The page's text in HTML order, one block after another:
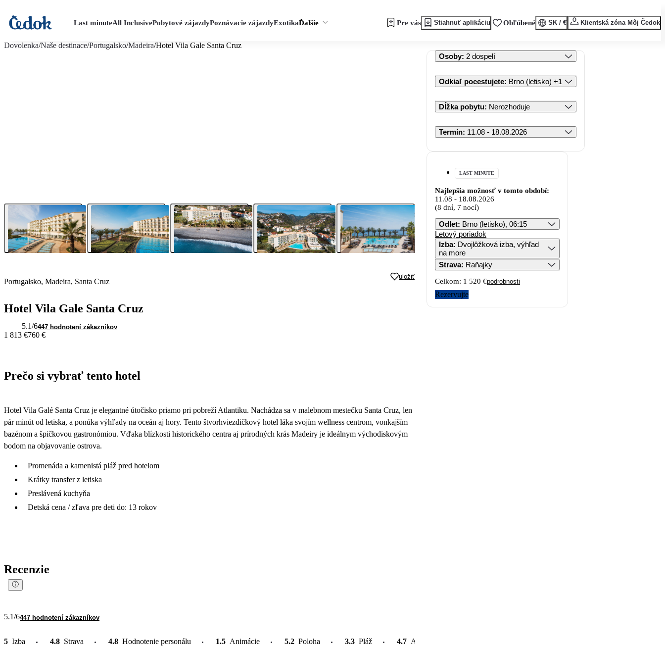
Last minuteAll InclusivePobytové zájazdyPoznávacie zájazdyExotikaĎalšie Pre vás Stiahnuť aplikáciu Obľúbené SK / € Klientská zóna Môj Čedok
Dovolenka/Naše destinace/Portugalsko/Madeira/Hotel Vila Gale Santa Cruz
Portugalsko, Madeira, Santa Cruz
uložiť
Hotel Vila Gale Santa Cruz
5.1/6447 hodnotení zákazníkov
1 813 €760 €
Prečo si vybrať tento hotel
Hotel Vila Galé Santa Cruz je elegantné útočisko priamo pri pobreží Atlantiku. Nachádza sa v malebnom mestečku Santa Cruz, len
pár minút od letiska, a ponúka výhľady na oceán aj hory. Tento štvorhviezdičkový hotel láka svojím wellness centrom, vonkajším
bazénom a špičkovou gastronómiou. Vďaka blízkosti historického centra aj prírodných krás Madeiry je ideálnym východiskovým
bodom na objavovanie ostrova.
Promenáda a kamenistá pláž pred hotelom
Krátky transfer z letiska
Preslávená kuchyňa
Detská cena / zľava pre deti do: 13 rokov
Recenzie
5.1/6447 hodnotení zákazníkov
5 Izba 4.8 Strava 4.8 Hodnotenie personálu 1.5 Animácie 5.2 Poloha 3.3 Pláž 4.7 Atrakcie v okolí
Osoby: 2 dospelí
Odkiaľ pocestujete: Brno (letisko) +1
Dĺžka pobytu: Nerozhoduje
Termín: 11.08 - 18.08.2026
LAST MINUTE
Najlepšia možnosť v tomto období:
11.08 - 18.08.2026
(8 dní, 7 nocí)
Odlet: Brno (letisko), 06:15
Letový poriadok
Izba: Dvojlôžková izba, výhľad
na more
Strava: Raňajky
Celkom: 1 520 €podrobnosti
Rezervujte